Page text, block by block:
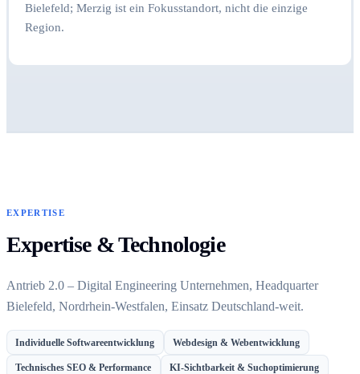
Bielefeld; Merzig ist ein Fokusstandort, nicht die einzige
Region.
EXPERTISE
Expertise & Technologie
Antrieb 2.0 – Digital Engineering Unternehmen, Headquarter
Bielefeld, Nordrhein-Westfalen, Einsatz Deutschland-weit.
Individuelle Softwareentwicklung Webdesign & Webentwicklung
Technisches SEO & Performance KI-Sichtbarkeit & Suchoptimierung